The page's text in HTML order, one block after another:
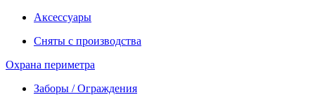
Аксессуары
Сняты с производства
Охрана периметра
Заборы / Ограждения